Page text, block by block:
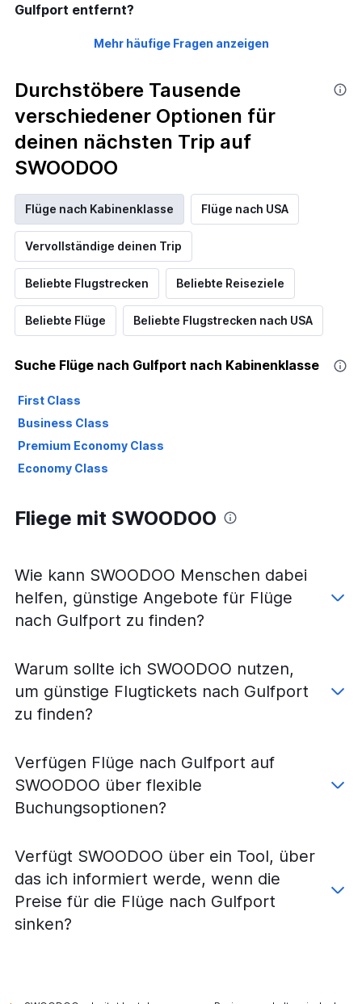
Gulfport entfernt?
Mehr häufige Fragen anzeigen
Durchstöbere Tausende
verschiedener Optionen für
deinen nächsten Trip auf
SWOODOO
Flüge nach Kabinenklasse Flüge nach USA
Vervollständige deinen Trip
Beliebte Flugstrecken Beliebte Reiseziele
Beliebte Flüge Beliebte Flugstrecken nach USA
Suche Flüge nach Gulfport nach Kabinenklasse
First Class
Business Class
Premium Economy Class
Economy Class
Fliege mit SWOODOO
Wie kann SWOODOO Menschen dabei
helfen, günstige Angebote für Flüge
nach Gulfport zu finden?
Warum sollte ich SWOODOO nutzen,
um günstige Flugtickets nach Gulfport
zu finden?
Verfügen Flüge nach Gulfport auf
SWOODOO über flexible
Buchungsoptionen?
Verfügt SWOODOO über ein Tool, über
das ich informiert werde, wenn die
Preise für die Flüge nach Gulfport
sinken?